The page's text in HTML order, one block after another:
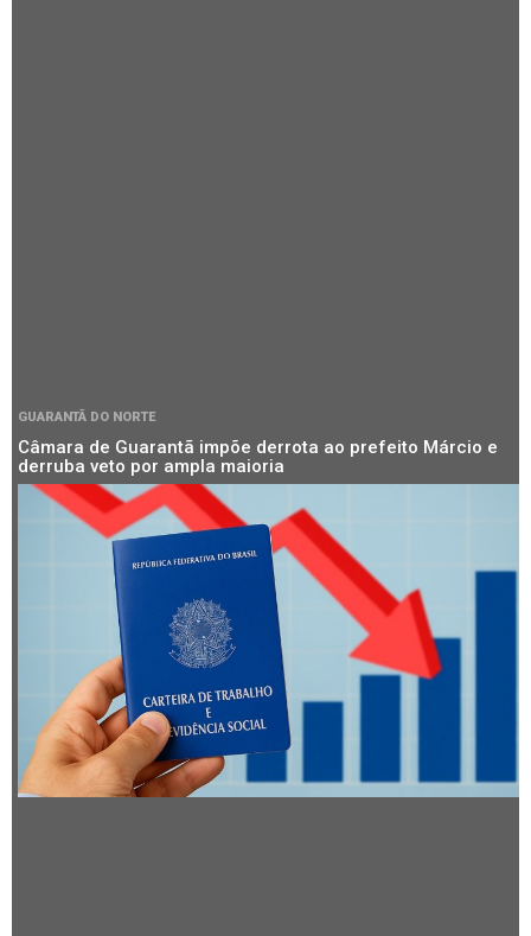
GUARANTÃ DO NORTE
Câmara de Guarantã impõe derrota ao prefeito Márcio e
derruba veto por ampla maioria